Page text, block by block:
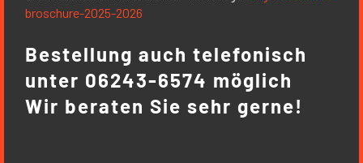
broschure-2025-2026
Bestellung auch telefonisch
unter 06243-6574 möglich
Wir beraten Sie sehr gerne!